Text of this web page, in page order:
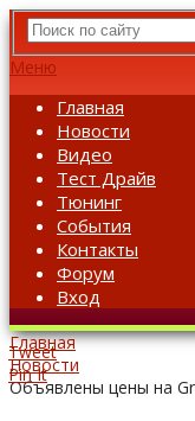
Меню
Главная
Новости
Видео
Тест Драйв
Тюнинг
События
Контакты
Форум
Вход
Главная
Новости
Объявлены цены на
Tweet
Pin It